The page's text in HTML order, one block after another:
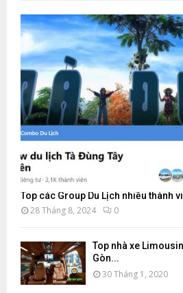
Top các Group Du Lịch nhiều thành
28 Tháng 8, 2024 0
Top nhà xe
Gòn...
30 Tháng 1, 2020